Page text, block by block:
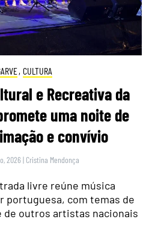
, CULTURA
e Recreativa da
uma noite de
e convívio
2026 | Cristina Mendonça
livre reúne música
portuguesa, com temas de
de outros artistas nacionais